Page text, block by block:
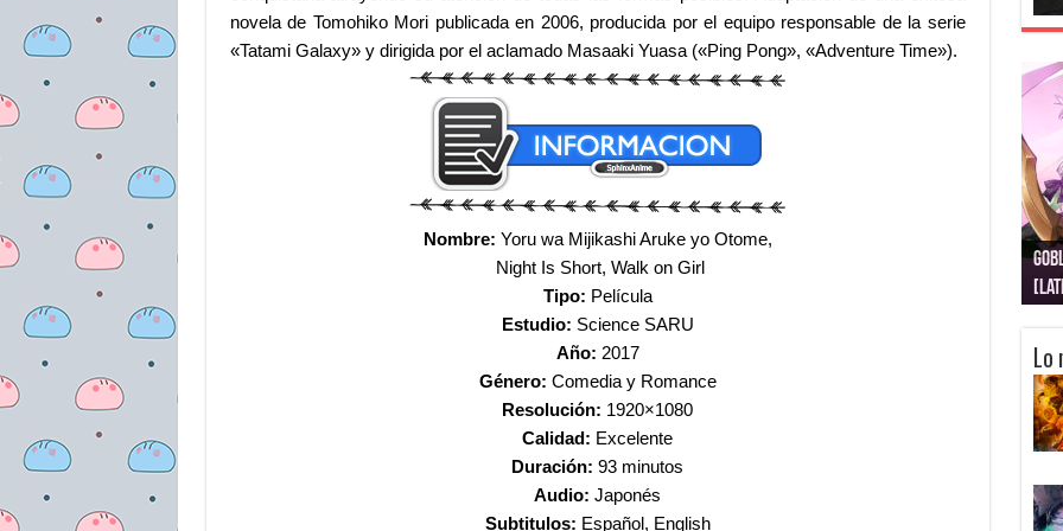
novela de Tomohiko Mori publicada en 2006, producida por el equipo responsable de la serie
«Tatami Galaxy» y dirigida por el aclamado Masaaki Yuasa («Ping Pong», «Adventure Time»).
Nombre: Yoru wa Mijikashi Aruke yo Otome,
Night Is Short, Walk on Girl
Tipo: Película
Estudio: Science SARU
Año: 2017
Género: Comedia y Romance
Resolución: 1920×1080
Calidad: Excelente
Duración: 93 minutos
Audio: Japonés
Subtitulos: Español, English
Lo